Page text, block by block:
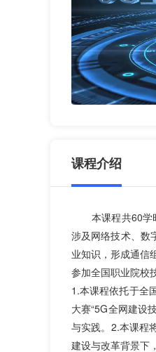
课程介绍
本课程共60学时
涉及网络技术、数
业知识，形成通信
参加全国职业院校
1.本课程依托于全
大赛“5G全网建设
与实践。2.本课程
建设与改革背景下